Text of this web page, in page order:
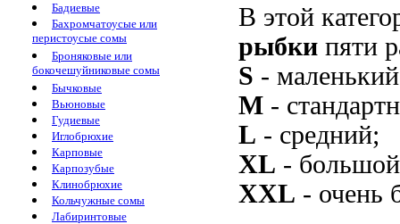
Бадиевые
Бахромчатоусые или
перистоусые сомы
Броняковые или
бокочешуйниковые сомы
Бычковые
Вьюновые
Гудиевые
Иглобрюхие
Карповые
Карпозубые
Клинобрюхие
Кольчужные сомы
Лабиринтовые
В этой
рыбки пяти
S -
M -
L - средний;
XL -
XXL - очень